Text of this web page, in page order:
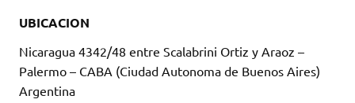
UBICACION
Nicaragua 4342/48 entre Scalabrini Ortiz y Araoz –
Palermo – CABA (Ciudad Autonoma de Buenos Aires)
Argentina